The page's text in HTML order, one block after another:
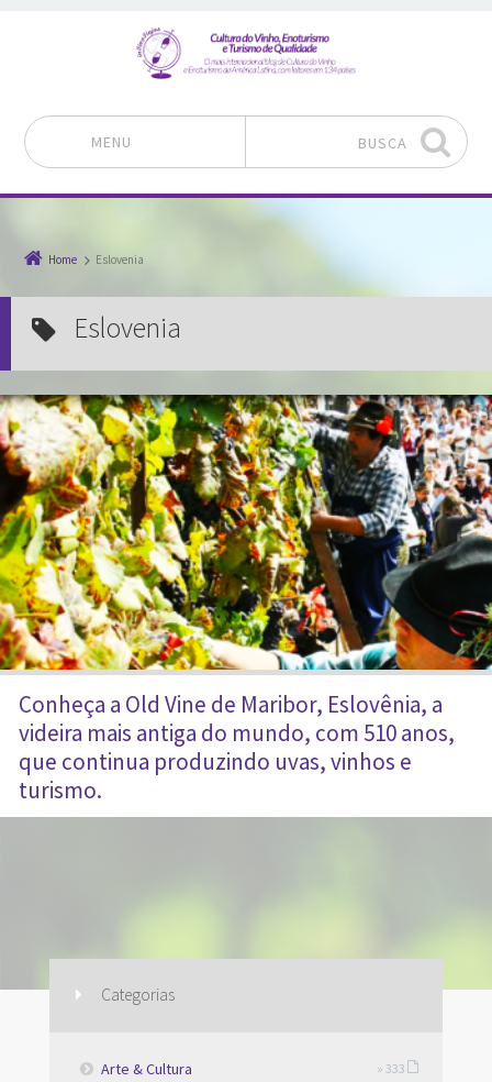
MENU BUSCA
Home Eslovenia
Eslovenia
Conheça a Old Vine de Maribor, Eslovênia, a
videira mais antiga do mundo, com 510 anos,
que continua produzindo uvas, vinhos e
turismo.
Categorias
Arte & Cultura » 333